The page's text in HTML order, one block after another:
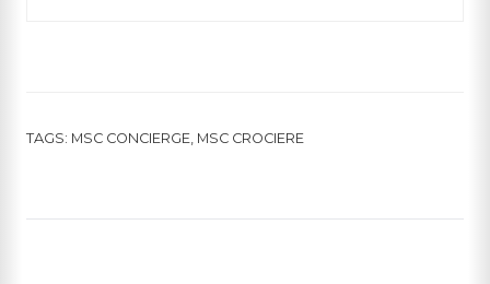
TAGS: MSC CONCIERGE, MSC CROCIERE